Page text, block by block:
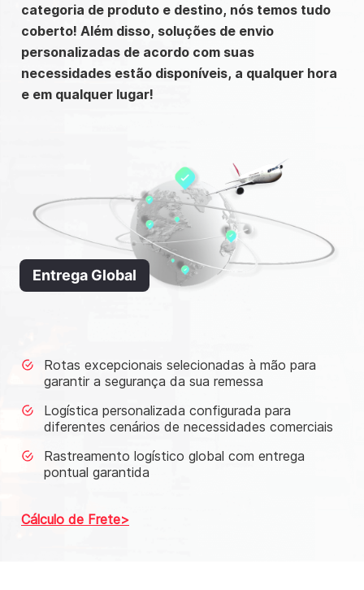
categoria de produto e destino, nós temos tudo
coberto! Além disso, soluções de envio
personalizadas de acordo com suas
necessidades estão disponíveis, a qualquer hora
e em qualquer lugar!
Entrega Global
Rotas excepcionais selecionadas à mão para
garantir a segurança da sua remessa
Logística personalizada configurada para
diferentes cenários de necessidades comerciais
Rastreamento logístico global com entrega
pontual garantida
Cálculo de Frete